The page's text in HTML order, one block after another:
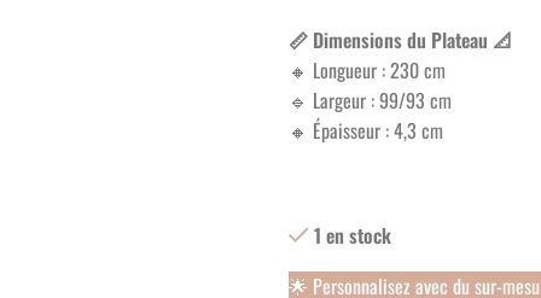
📏 Dimensions du Plateau 📐
🔸 Longueur : 230 cm
🔹 Largeur : 99/93 cm
🔸 Épaisseur : 4,3 cm
1 en stock
🌟 Personnalisez avec du sur-